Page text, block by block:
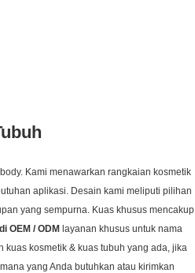
Kami menawarkan rangkaian kosmetik
aplikasi. Desain kami meliputi pilihan
yang sempurna. Kuas khusus mencakup
OEM / ODM layanan khusus untuk nama
kuas kosmetik & kuas tubuh yang ada, jika
yang Anda butuhkan atau kirimkan